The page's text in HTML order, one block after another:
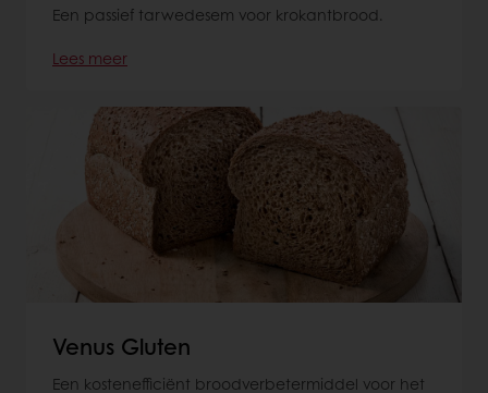
Een passief tarwedesem voor krokantbrood.
Lees meer
Venus Gluten
Een kostenefficiënt broodverbetermiddel voor het